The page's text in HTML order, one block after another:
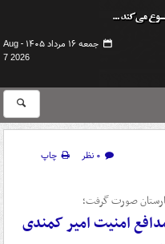
جمعه ۱۶ مرداد ۱۴۰۵ -
Aug
7 2026
۰ نظر
چاپ
صورت گرفت؛
امنیت امیر کمندی